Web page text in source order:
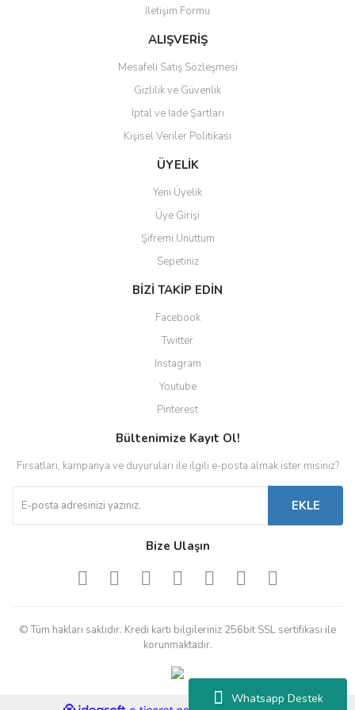
Whatsapp Destek
Ürün fiyatı diğer sitelerden daha pahalı.
Bu ürüne benzer farklı alternatifler olmalı.
Gönder
İletişim Formu
ALIŞVERİŞ
Mesafeli Satış Sözleşmesi
Gizlilik ve Güvenlik
İptal ve İade Şartları
Kişisel Veriler Politikası
ÜYELİK
Yeni Üyelik
Üye Girişi
Şifremi Unuttum
Sepetiniz
BİZİ TAKİP EDİN
Facebook
Twitter
Instagram
Youtube
Pinterest
Bültenimize Kayıt Ol!
Fırsatları, kampanya ve duyuruları ile ilgili e-posta almak ister misiniz?
EKLE
Bize Ulaşın
© Tüm hakları saklıdır. Kredi kartı bilgileriniz 256bit SSL sertifikası ile
korunmaktadır.